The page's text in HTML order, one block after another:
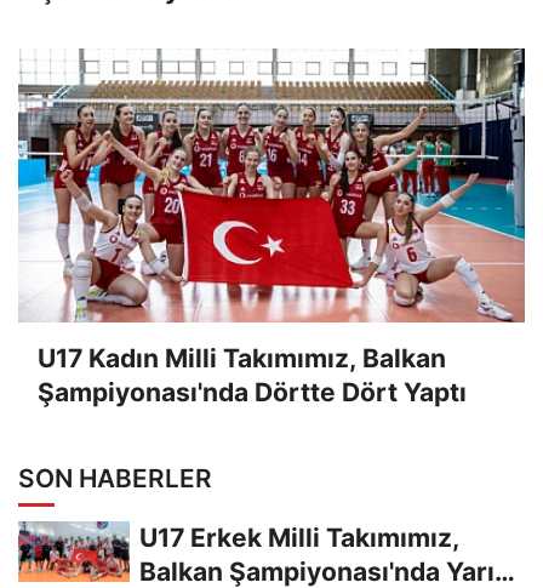
U17 Kadın Milli Takımımız, Balkan
Şampiyonası'nda Dörtte Dört Yaptı
SON HABERLER
U17 Erkek Milli Takımımız,
Balkan Şampiyonası'nda Yarı